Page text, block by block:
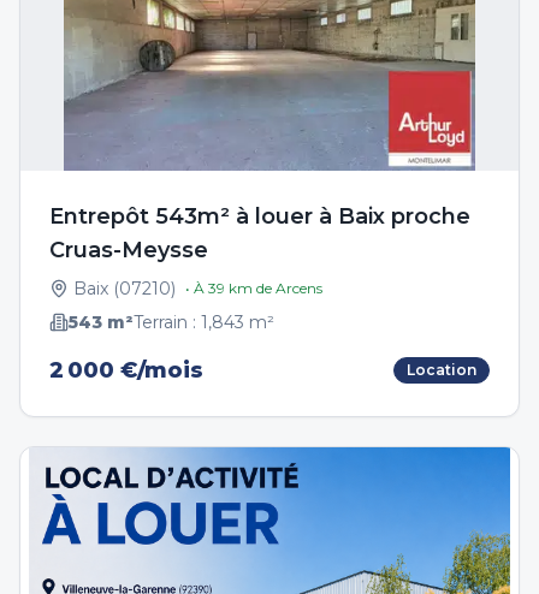
Entrepôt 543m² à louer à Baix proche
Cruas-Meysse
Baix (07210) • À 39 km de Arcens
543 m²Terrain : 1,843 m²
2 000 €/mois Location